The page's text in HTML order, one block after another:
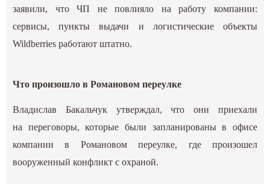
заявили, что ЧП не повлияло на работу компании:
сервисы, пункты выдачи и логистические объекты
Wildberries работают штатно.
Что произошло в Романовом переулке
Владислав Бакальчук утверждал, что они приехали
на переговоры, которые были запланированы в офисе
компании в Романовом переулке, где произошел
вооруженный конфликт с охраной.